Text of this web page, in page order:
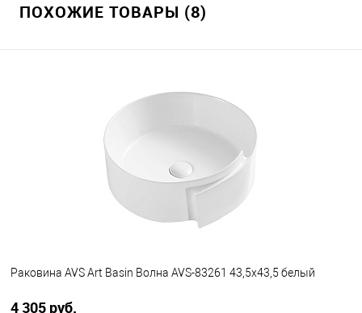
ПОХОЖИЕ ТОВАРЫ (8)
Раковина AVS Art Basin Волна AVS-83261 43,5х43,5 белый
4 305 руб.